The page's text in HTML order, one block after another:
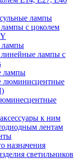
лампы
с цоколем
лампы
лампы с
лампы
люминисцентные
к ним
лентам
назначения
светильников